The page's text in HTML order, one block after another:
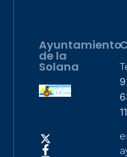
Ayuntamiento
de la
Solana
11